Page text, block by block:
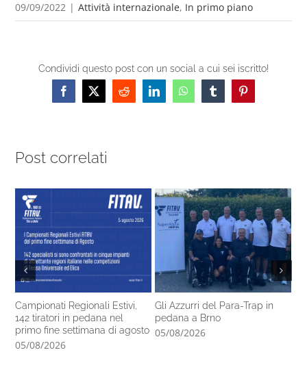
09/09/2022 | Attività internazionale, In primo piano
Condividi questo post con un social a cui sei iscritto!
Facebook
X RedditLinkedInWhatsAppTumblrPinterest
Post correlati
Campionati Regionali Estivi,
142 tiratori in pedana nel
primo fine settimana di agosto
05/08/2026
Gli Azzurri del Para-Trap in
pedana a Brno
05/08/2026